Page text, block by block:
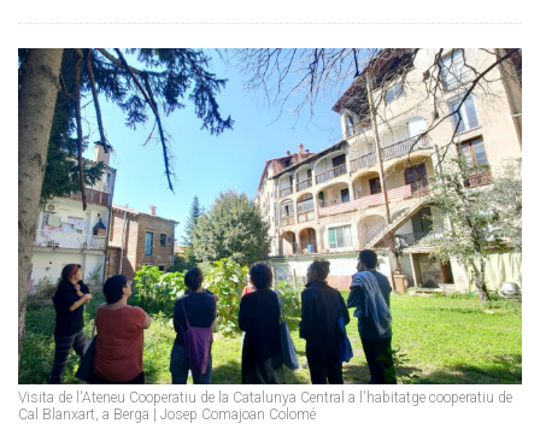
Visita de l'Ateneu Cooperatiu de la Catalunya Central a l'habitatge cooperatiu de
Cal Blanxart, a Berga | Josep Comajoan Colomé